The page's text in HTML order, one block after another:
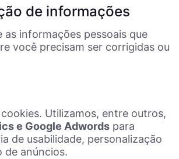
de informações
as informações pessoais que
você precisam ser corrigidas ou
Utilizamos, entre outros,
e Google Adwords para
de usabilidade, personalização
de anúncios.